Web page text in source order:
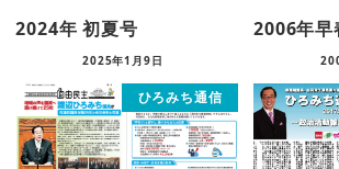
2024年 初夏号
2025年1月9日
2006年早
ひろみち通信